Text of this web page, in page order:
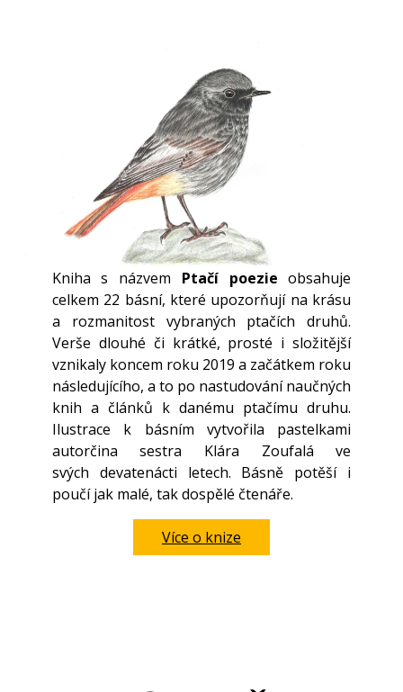
Kniha s názvem Ptačí poezie obsahuje
celkem 22 básní, které upozorňují na krásu
a rozmanitost vybraných ptačích druhů.
Verše dlouhé či krátké, prosté i složitější
vznikaly koncem roku 2019 a začátkem roku
následujícího, a to po nastudování naučných
knih a článků k danému ptačímu druhu.
Ilustrace k básním vytvořila pastelkami
autorčina sestra Klára Zoufalá ve
svých devatenácti letech. Básně potěší i
poučí jak malé, tak dospělé čtenáře.
Více o knize